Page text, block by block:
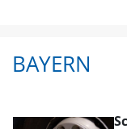
BAYERN